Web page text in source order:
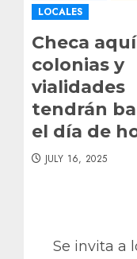
LOCALES
Checa
colonias y
vialidades
tendrán
el día de
JULY 16, 2025
Se invita a